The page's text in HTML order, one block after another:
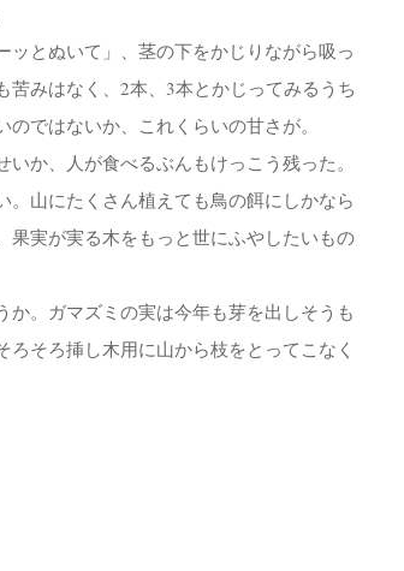
とぬいて」、茎の下をかじりながら吸っ
みはなく、2本、3本とかじってみるうち
ではないか、これくらいの甘さが。
か、人が食べるぶんもけっこう残った。
山にたくさん植えても鳥の餌にしかなら
果実が実る木をもっと世にふやしたいもの
。ガマズミの実は今年も芽を出しそうも
そろ挿し木用に山から枝をとってこなく